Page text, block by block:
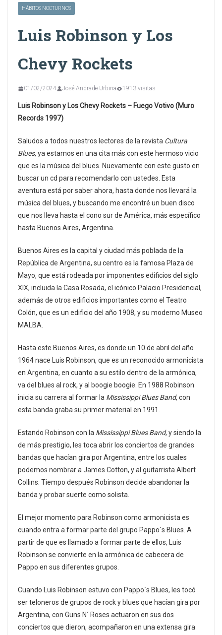
HÁBITOS NOCTURNOS
Luis Robinson y Los
Chevy Rockets
01/02/2024 José Andrade Urbina 1913 visitas
Luis Robinson y Los Chevy Rockets – Fuego Votivo (Muro
Records 1997)
Saludos a todos nuestros lectores de la revista Cultura
Blues, ya estamos en una cita más con este hermoso vicio
que es la música del blues. Nuevamente con este gusto en
buscar un cd para recomendarlo con ustedes. Esta
aventura está por saber ahora, hasta donde nos llevará la
música del blues, y buscando me encontré un buen disco
que nos lleva hasta el cono sur de América, más específico
hasta Buenos Aires, Argentina.
Buenos Aires es la capital y ciudad más poblada de la
República de Argentina, su centro es la famosa Plaza de
Mayo, que está rodeada por imponentes edificios del siglo
XIX, incluida la Casa Rosada, el icónico Palacio Presidencial,
además de otros edificios importantes como el Teatro
Colón, que es un edificio del año 1908, y su moderno Museo
MALBA.
Hasta este Buenos Aires, es donde un 10 de abril del año
1964 nace Luis Robinson, que es un reconocido armonicista
en Argentina, en cuanto a su estilo dentro de la armónica,
va del blues al rock, y al boogie boogie. En 1988 Robinson
inicia su carrera al formar la Mississippi Blues Band, con
esta banda graba su primer material en 1991.
Estando Robinson con la Mississippi Blues Band, y siendo la
de más prestigio, les toca abrir los conciertos de grandes
bandas que hacían gira por Argentina, entre los cuales
podemos nombrar a James Cotton, y al guitarrista Albert
Collins. Tiempo después Robinson decide abandonar la
banda y probar suerte como solista.
El mejor momento para Robinson como armonicista es
cuando entra a formar parte del grupo Pappo´s Blues. A
partir de que es llamado a formar parte de ellos, Luis
Robinson se convierte en la armónica de cabecera de
Pappo en sus diferentes grupos.
Cuando Luis Robinson estuvo con Pappo´s Blues, les tocó
ser teloneros de grupos de rock y blues que hacían gira por
Argentina, con Guns N´ Roses actuaron en sus dos
conciertos que dieron, acompañaron en una extensa gira